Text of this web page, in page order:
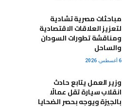
مباحثات مصرية تشادية
لتعزيز العلاقات الاقتصادية
ومناقشة تطورات السودان
والساحل
6 أغسطس، 2026
وزير العمل يتابع حادث
انقلاب سيارة تقل عمالًا
بالجيزة ويوجه بحصر الضحايا